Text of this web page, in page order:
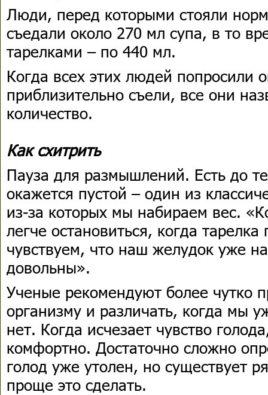
Люди, перед которыми стояли
съедали около 270 мл супа, в то
тарелками – по 440 мл.
Когда всех этих людей попросили
приблизительно съели, все они
количество.
Как схитрить
Пауза для размышлений. Есть до
окажется пустой – один из
из-за которых мы набираем вес.
легче остановиться, когда
чувствуем, что наш желудок уже
довольны».
Ученые рекомендуют более чутко
организму и различать, когда мы
нет. Когда исчезает чувство
комфортно. Достаточно сложно
голод уже утолен, но существует
проще это сделать.